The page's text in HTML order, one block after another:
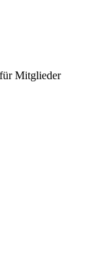
Mitglieder